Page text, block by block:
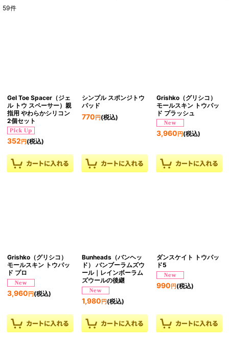
59件
Gel Toe Spacer（ジェ
ル トウ スペーサー）親
指用 やわらかシリコン
2個セット
352 円 (税込)
シンプル スポンジトウ
パッド
770 円(税込)
Grishko（グリシコ）
モールスキン トウパッ
ド プラッシュ
3,960 円(税込)
Grishko（グリシコ）
モールスキン トウパッ
ド プロ
3,960 円 (税込)
Bunheads（バンヘッ
ド） バンブーラムズウ
ール｜レインボーラム
ズウールの後継
1,980 円(税込)
ダンスケイト トウパッ
ド5
990 円(税込)